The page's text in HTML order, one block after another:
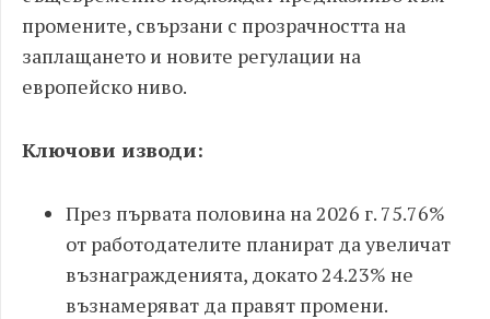
промените, свързани с прозрачността на
заплащането и новите регулации на
европейско ниво.
Ключови изводи:
През първата половина на 2026 г. 75.76%
от работодателите планират да увеличат
възнагражденията, докато 24.23% не
възнамеряват да правят промени.